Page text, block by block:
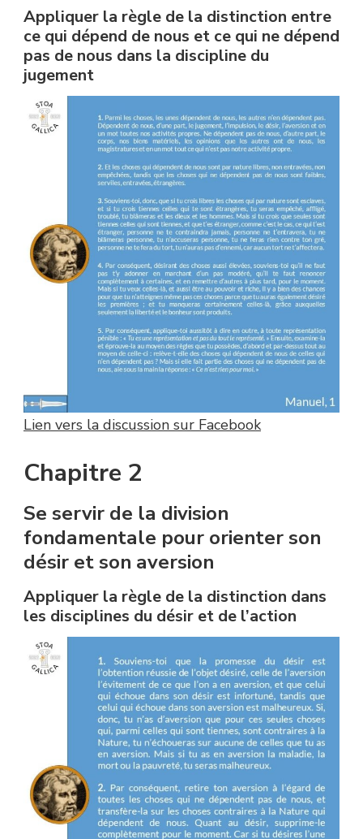
Appliquer la règle de la distinction entre
ce qui dépend de nous et ce qui ne dépend
pas de nous dans la discipline du
jugement
Lien vers la discussion sur Facebook
Chapitre 2
Se servir de la division
fondamentale pour orienter son
désir et son aversion
Appliquer la règle de la distinction dans
les disciplines du désir et de l’action